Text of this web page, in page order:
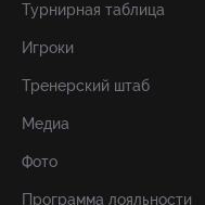
Турнирная таблица
Игроки
Тренерский штаб
Медиа
Фото
Программа лояльности